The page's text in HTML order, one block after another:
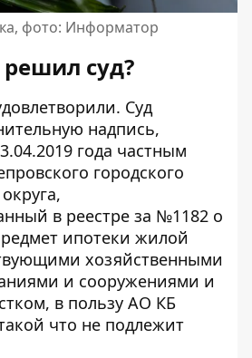
фото: Информатор
решил суд?
Суд
надпись,
года частным
городского
в реестре за №1182 о
ипотеки жилой
хозяйственными
и сооружениями и
в пользу АО КБ
что не подлежит